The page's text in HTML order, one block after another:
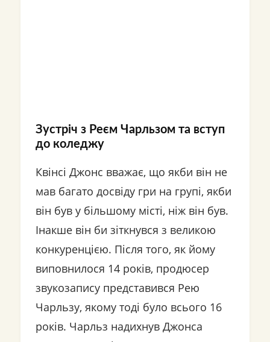
Зустріч з Реєм Чарльзом та вступ
до коледжу
Квінсі Джонс вважає, що якби він не
мав багато досвіду гри на групі, якби
він був у більшому місті, ніж він був.
Інакше він би зіткнувся з великою
конкуренцією. Після того, як йому
виповнилося 14 років, продюсер
звукозапису представився Рею
Чарльзу, якому тоді було всього 16
років. Чарльз надихнув Джонса